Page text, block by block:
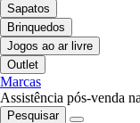
Sapatos
Brinquedos
Jogos ao ar livre
Outlet
Marcas
Assistência pós-venda
Pesquisar